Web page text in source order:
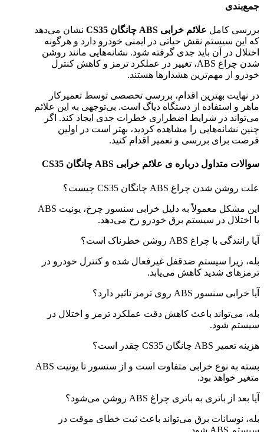
جمع‌بندی
بررسی کامل علائم خرابی ABS چانگان CS35
نشان می‌دهد
که این سیستم نقش حیاتی در ایمنی خودرو دارد و هرگونه
اختلال در آن باید جدی گرفته شود. نشانه‌هایی مانند روشن
شدن چراغ ABS، تغییر در عملکرد ترمز و کاهش کنترل
خودرو از مهم‌ترین هشدارها هستند.
در نهایت بهترین اقدام، بررسی تخصصی توسط تعمیرکار
ماهر و استفاده از دستگاه دیاگ است. بی‌توجهی به این علائم
می‌تواند در شرایط اضطراری خطرات جدی ایجاد کند. اگر
چنین نشانه‌هایی را مشاهده کردید، بهتر است در اولین
فرصت برای بررسی و تعمیر اقدام کنید.
سوالات متداول درباره ی علائم خرابی ABS چانگان CS35
علت روشن شدن چراغ ABS چانگان CS35 چیست؟
این مشکل معمولاً به دلیل خرابی سنسور چرخ، یونیت ABS
یا اختلال در سیستم برق خودرو رخ می‌دهد.
آیا رانندگی با چراغ ABS روشن خطرناک است؟
بله، زیرا سیستم ضدقفل غیرفعال شده و کنترل خودرو در
ترمزهای شدید کاهش می‌یابد.
آیا خرابی سنسور ABS روی ترمز تاثیر دارد؟
بله، می‌تواند باعث کاهش دقت عملکرد ترمز و اختلال در
سیستم شود.
هزینه تعمیر ABS چانگان CS35 چقدر است؟
بسته به نوع خرابی متفاوت است و از سنسور تا یونیت ABS
متغیر خواهد بود.
آیا بعد از باتری به باتری چراغ ABS روشن می‌شود؟
بله، نوسانات برق می‌تواند باعث ثبت خطای موقت در
سیستم ABS شود.